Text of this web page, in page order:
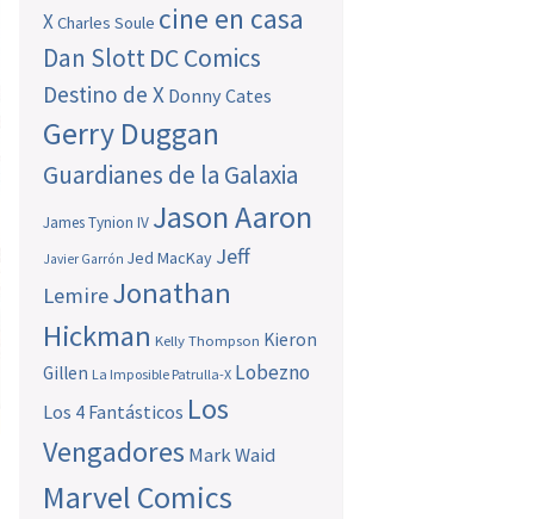
XCharles Soule cine en casa
Dan SlottDC Comics
Destino de X Donny Cates
Gerry Duggan
Guardianes de la Galaxia
James Tynion IV Jason Aaron
Javier Garrón Jed MacKay Jeff
LemireJonathan
Hickman Kelly Thompson Kieron
Gillen La Imposible Patrulla-X Lobezno
Los 4 Fantásticos Los
Vengadores Mark Waid
Marvel Comics